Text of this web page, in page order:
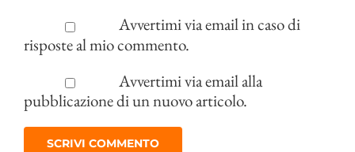
Avvertimi via email in caso di
risposte al mio commento.
Avvertimi via email alla
pubblicazione di un nuovo articolo.